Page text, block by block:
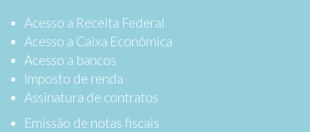
Acesso a Receita Federal
Acesso a Caixa Econômica
Acesso a bancos
Imposto de renda
Assinatura de contratos
Emissão de notas fiscais